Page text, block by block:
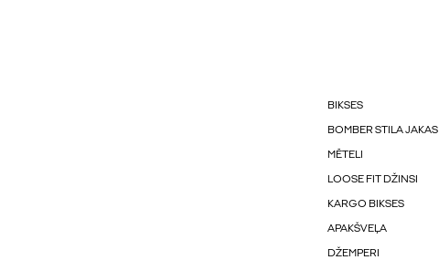
BIKSES
BOMBER STILA JAKAS
MĒTELI
LOOSE FIT DŽINSI
KARGO BIKSES
APAKŠVEĻA
DŽEMPERI